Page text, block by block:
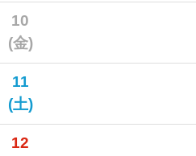
10
(金)
11
(土)
12